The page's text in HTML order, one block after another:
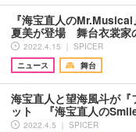
『海宝直人の
夏美が登場 舞台衣裳家
2022.4.15 ｜ SPICER
ニュース
舞台
海宝直人と望海風斗が
ット 『海宝直人の
2022.4.5 ｜ SPICER